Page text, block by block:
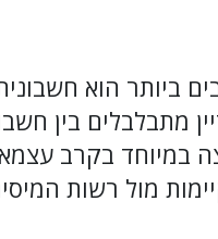
ביותר הוא
מתבלבלים בין
במיוחד בקרב
מול רשות